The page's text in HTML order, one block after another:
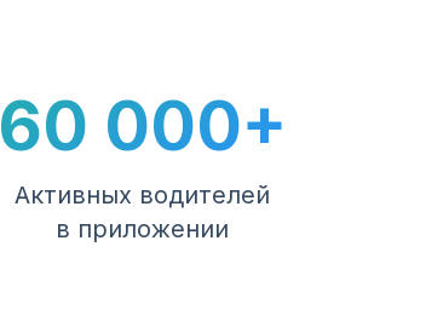
60 000+
Активных водителей
в приложении